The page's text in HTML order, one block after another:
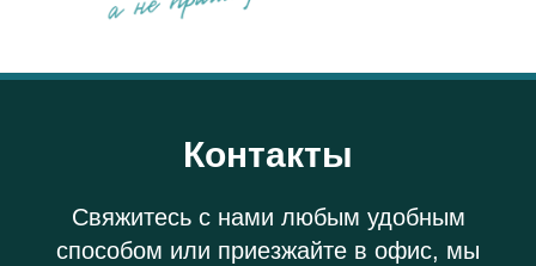
Контакты
Свяжитесь с нами любым удобным
способом или приезжайте в офис, мы